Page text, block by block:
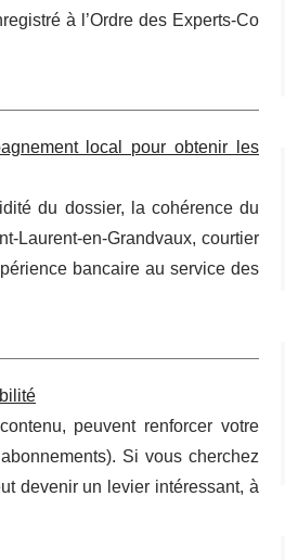
à l’Ordre des Experts-Co
local pour obtenir les
du dossier, la cohérence du
courtier
bancaire au service des
peuvent renforcer votre
Si vous cherchez
devenir un levier intéressant, à